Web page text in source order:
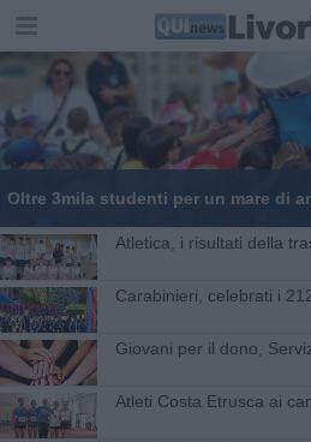
Oltre 3mila studenti per un mare di
Atletica, i risultati della
Carabinieri, celebrati i
Giovani per il dono,
Atleti Costa Etrusca ai